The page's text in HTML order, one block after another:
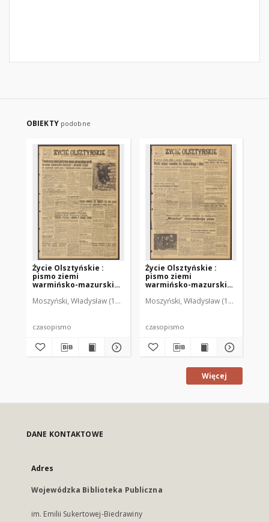
OBIEKTY podobne
Życie Olsztyńskie :
pismo ziemi
warmińsko-mazurskiej,
Moszyński, Władysław (1922-2001). Red. Mroczkowski, Włodzimierz
czasopismo
Życie Olsztyńskie :
pismo ziemi
warmińsko-mazurskiej,
Moszyński, Władysław (1922-2001).
czasopismo
Więcej
DANE KONTAKTOWE
Adres
Wojewódzka Biblioteka Publiczna
im. Emilii Sukertowej-Biedrawiny